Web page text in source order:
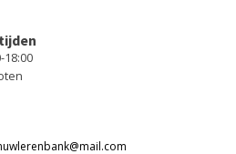
18:00